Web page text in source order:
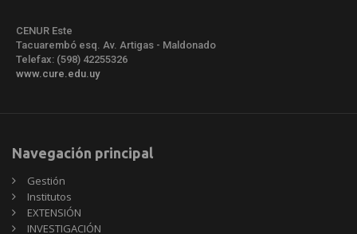
CENUR Este
Tacuarembó esq. Av. Artigas - Maldonado
Telefax: (598) 42255326
www.cure.edu.uy
Navegación principal
Gestión
Institutos
EXTENSIÓN
INVESTIGACIÓN